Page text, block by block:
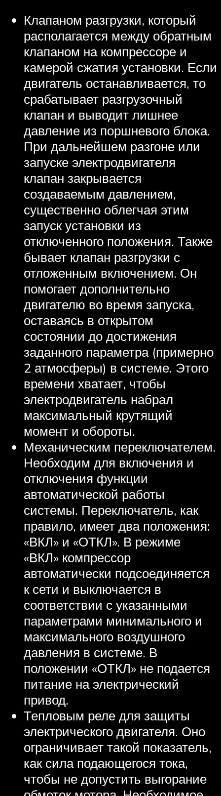
Клапаном разгрузки, который
располагается между обратным
клапаном на компрессоре и
камерой сжатия установки. Если
двигатель останавливается, то
срабатывает разгрузочный
клапан и выводит лишнее
давление из поршневого блока.
При дальнейшем разгоне или
запуске электродвигателя
клапан закрывается
создаваемым давлением,
существенно облегчая этим
запуск установки из
отключенного положения. Также
бывает клапан разгрузки с
отложенным включением. Он
помогает дополнительно
двигателю во время запуска,
оставаясь в открытом
состоянии до достижения
заданного параметра (примерно
2 атмосферы) в системе. Этого
времени хватает, чтобы
электродвигатель набрал
максимальный крутящий
момент и обороты.
Механическим переключателем.
Необходим для включения и
отключения функции
автоматической работы
системы. Переключатель, как
правило, имеет два положения:
«ВКЛ» и «ОТКЛ». В режиме
«ВКЛ» компрессор
автоматически подсоединяется
к сети и выключается в
соответствии с указанными
параметрами минимального и
максимального воздушного
давления в системе. В
положении «ОТКЛ» не подается
питание на электрический
привод.
Тепловым реле для защиты
электрического двигателя. Оно
ограничивает такой показатель,
как сила подающегося тока,
чтобы не допустить выгорание